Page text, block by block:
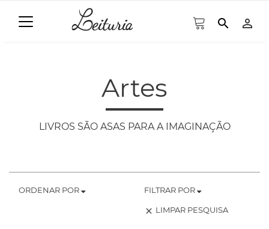
search person_outline
Artes
LIVROS SÃO ASAS PARA A IMAGINAÇÃO
ORDENAR POR FILTRAR POR
clear LIMPAR PESQUISA